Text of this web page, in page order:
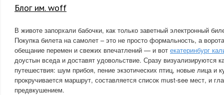
Блог им. woff
В животе запорхали бабочки, как только заветный электронный
Покупка билета на самолет – это не просто формальность, а
обещание перемен и свежих впечатлений — и вот екатеринбург
доустын вседа и доставят удовольствие. Сразу визуализируются
путешествия: шум прибоя, пение экзотических птиц, новые лица и
прокручивается маршрут, составляется список must-see мест, и
предвкушением.